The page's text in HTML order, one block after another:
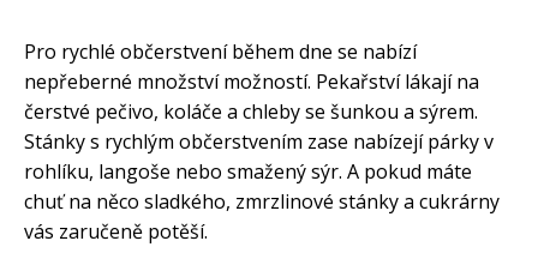
Pro rychlé občerstvení během dne se nabízí
nepřeberné množství možností. Pekařství lákají na
čerstvé pečivo, koláče a chleby se šunkou a sýrem.
Stánky s rychlým občerstvením zase nabízejí párky v
rohlíku, langoše nebo smažený sýr. A pokud máte
chuť na něco sladkého, zmrzlinové stánky a cukrárny
vás zaručeně potěší.